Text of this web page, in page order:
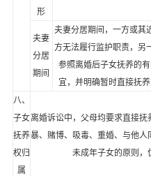
形
夫妻
分居
期间
夫妻分居期间，一方或其
方无法履行监护职责，另
参照离婚后子女抚养的
宜，并明确暂时直接抚
八、
子女
抚养
权归
属
离婚诉讼中，父母均要求直接
暴、赌博、吸毒、重婚、与他
未成年子女的原则，